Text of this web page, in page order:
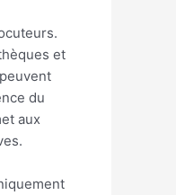
et
du
aux